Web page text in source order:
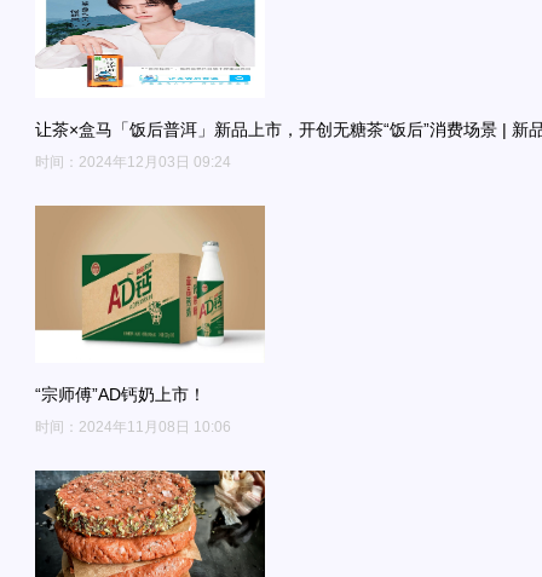
让茶×盒马「饭后普洱」新品上市，开创无糖茶“饭后”消费场景 | 新
时间：2024年12月03日 09:24
“宗师傅”AD钙奶上市！
时间：2024年11月08日 10:06